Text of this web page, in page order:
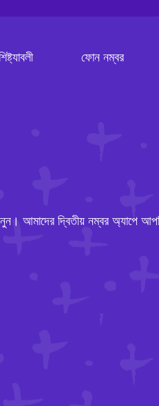
ফোন নম্বর
আমাদের দ্বিতীয় নম্বর অ্যাপে